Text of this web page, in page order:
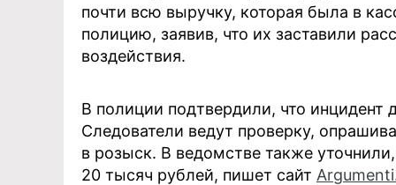
почти всю выручку, которая была в
полицию, заявив, что их заставили
воздействия.
В полиции подтвердили, что инцидент
Следователи ведут проверку,
в розыск. В ведомстве также
20 тысяч рублей, пишет сайт